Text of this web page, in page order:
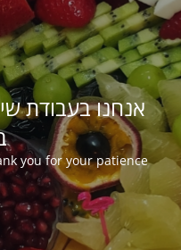
אנחנו בעבודת
you for your patience!